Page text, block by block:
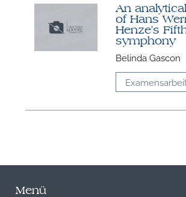
An
of Hans
Henze's
symphony
Belinda Gascon
Menü